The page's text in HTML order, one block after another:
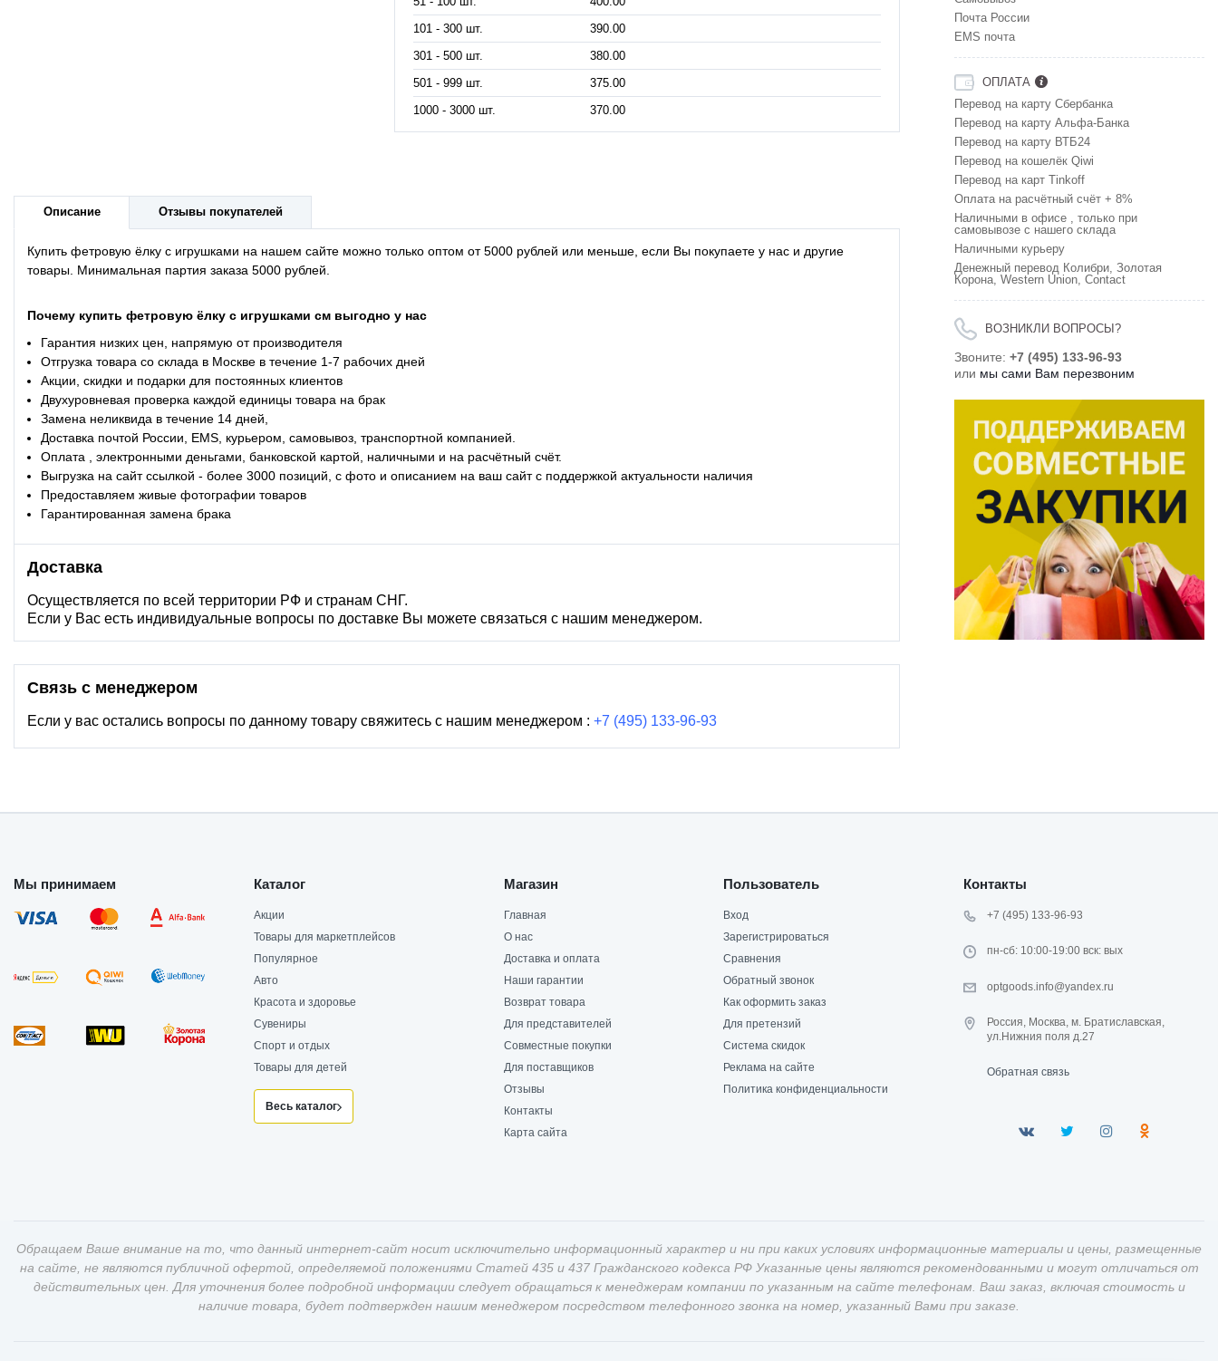
101 - 300 шт.
390.00
301 - 500 шт.
380.00
501 - 999 шт.
375.00
1000 - 3000 шт.
370.00
Описание Отзывы покупателей
Купить фетровую ёлку с игрушками на нашем сайте можно только оптом от 5000 рублей или меньше, если Вы покупаете у нас и другие
товары. Минимальная партия заказа 5000 рублей.
Почему купить фетровую ёлку с игрушками см выгодно у нас
Гарантия низких цен, напрямую от производителя
Отгрузка товара со склада в Москве в течение 1-7 рабочих дней
Акции, скидки и подарки для постоянных клиентов
Двухуровневая проверка каждой единицы товара на брак
Замена неликвида в течение 14 дней,
Доставка почтой России, EMS, курьером, самовывоз, транспортной компанией.
Оплата , электронными деньгами, банковской картой, наличными и на расчётный счёт.
Выгрузка на сайт ссылкой - более 3000 позиций, с фото и описанием на ваш сайт с поддержкой актуальности наличия
Предоставляем живые фотографии товаров
Гарантированная замена брака
Доставка
Осуществляется по всей территории РФ и странам СНГ.
Если у Вас есть индивидуальные вопросы по доставке Вы можете связаться с нашим менеджером.
Связь с менеджером
Если у вас остались вопросы по данному товару свяжитесь с нашим менеджером : +7 (495) 133-96-93
Почта России
EMS почта
ОПЛАТА
Перевод на карту Сбербанка
Перевод на карту Альфа-Банка
Перевод на карту ВТБ24
Перевод на кошелёк Qiwi
Перевод на карт Tinkoff
Оплата на расчётный счёт + 8%
Наличными в офисе , только при
самовывозе с нашего склада
Наличными курьеру
Денежный перевод Колибри, Золотая
Корона, Western Union, Contact
ВОЗНИКЛИ ВОПРОСЫ?
Звоните: +7 (495) 133-96-93
или мы сами Вам перезвоним
Мы принимаем Каталог
Акции
Товары для маркетплейсов
Популярное
Авто
Красота и здоровье
Сувениры
Спорт и отдых
Товары для детей
Весь каталог
Магазин
Главная
О нас
Доставка и оплата
Наши гарантии
Возврат товара
Для представителей
Совместные покупки
Для поставщиков
Отзывы
Контакты
Карта сайта
Пользователь
Вход
Зарегистрироваться
Сравнения
Обратный звонок
Как оформить заказ
Для претензий
Система скидок
Реклама на сайте
Политика конфиденциальности
Контакты
+7 (495) 133-96-93
пн-сб: 10:00-19:00 вск: вых
optgoods.info@yandex.ru
Россия, Москва, м. Братиславская,
ул.Нижния поля д.27
Обратная связь
Обращаем Ваше внимание на то, что данный интернет-сайт носит исключительно информационный характер и ни при каких условиях информационные материалы и цены, размещенные
на сайте, не являются публичной офертой, определяемой положениями Статей 435 и 437 Гражданского кодекса РФ Указанные цены являются рекомендованными и могут отличаться от
действительных цен. Для уточнения более подробной информации следует обращаться к менеджерам компании по указанным на сайте телефонам. Ваш заказ, включая стоимость и
наличие товара, будет подтвержден нашим менеджером посредством телефонного звонка на номер, указанный Вами при заказе.